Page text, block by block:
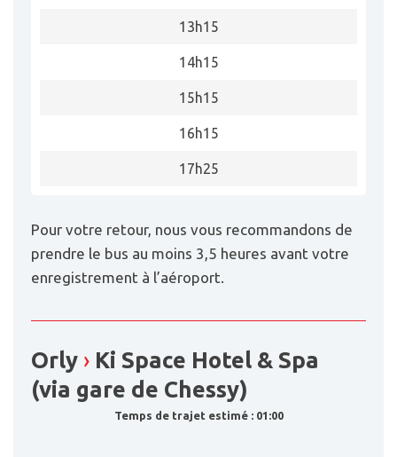
13h15
14h15
15h15
16h15
17h25
Pour votre retour, nous vous recommandons de
prendre le bus au moins 3,5 heures avant votre
enregistrement à l’aéroport.
Orly › Ki Space Hotel & Spa
(via gare de Chessy)
Temps de trajet estimé : 01:00